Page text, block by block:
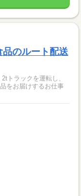
品のルート配送
トラックを運転し、
をお届けするお仕事